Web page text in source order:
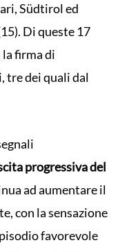
Südtirol ed
Di queste 17
firma di
tre dei quali dal
progressiva del
ad aumentare il
con la sensazione
favorevole